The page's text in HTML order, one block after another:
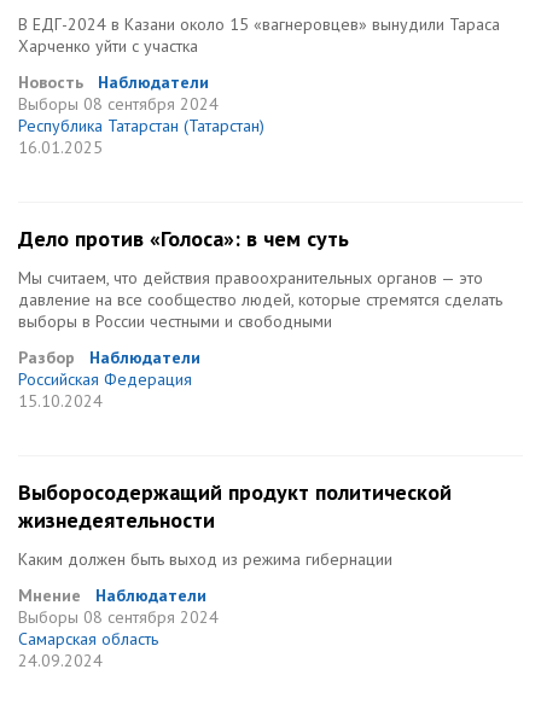
В ЕДГ-2024 в Казани около 15 «вагнеровцев» вынудили Тараса
Харченко уйти с участка
Новость
Наблюдатели
Выборы 08 сентября 2024
Республика Татарстан (Татарстан)
16.01.2025
Дело против «Голоса»: в чем суть
Мы считаем, что действия правоохранительных органов — это
давление на все сообщество людей, которые стремятся сделать
выборы в России честными и свободными
Разбор
Наблюдатели
Российская Федерация
15.10.2024
Выборосодержащий продукт политической
жизнедеятельности
Каким должен быть выход из режима гибернации
Мнение
Наблюдатели
Выборы 08 сентября 2024
Самарская область
24.09.2024